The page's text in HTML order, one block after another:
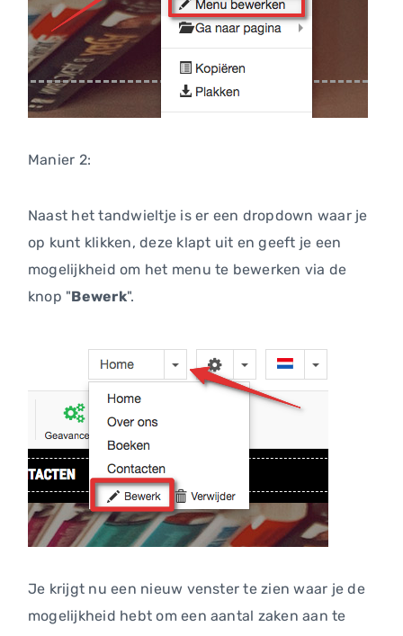
Manier 2:
Naast het tandwieltje is er een dropdown waar je
op kunt klikken, deze klapt uit en geeft je een
mogelijkheid om het menu te bewerken via de
knop "Bewerk".
Je krijgt nu een nieuw venster te zien waar je de
mogelijkheid hebt om een aantal zaken aan te